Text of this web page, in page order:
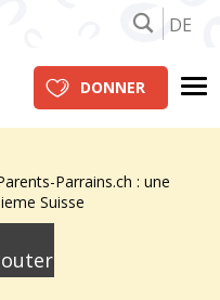
DE
DONNER
Parrains.ch : une
Suisse